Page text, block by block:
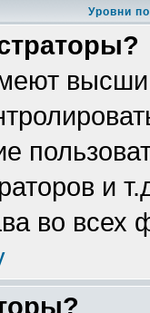
Уровни
и
во всех